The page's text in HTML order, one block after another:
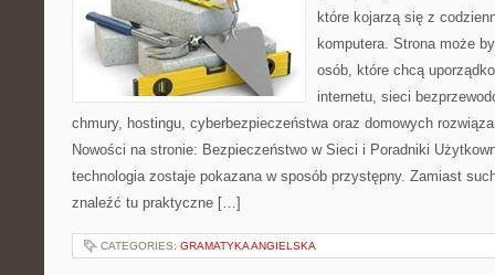
które kojarzą się z
komputera. Strona może
osób, które chcą
internetu, sieci
chmury, hostingu, cyberbezpieczeństwa oraz domowych
Nowości na stronie: Bezpieczeństwo w Sieci i Poradniki
technologia zostaje pokazana w sposób przystępny. Zamiast
znaleźć tu praktyczne […]
CATEGORIES: GRAMATYKA ANGIELSKA